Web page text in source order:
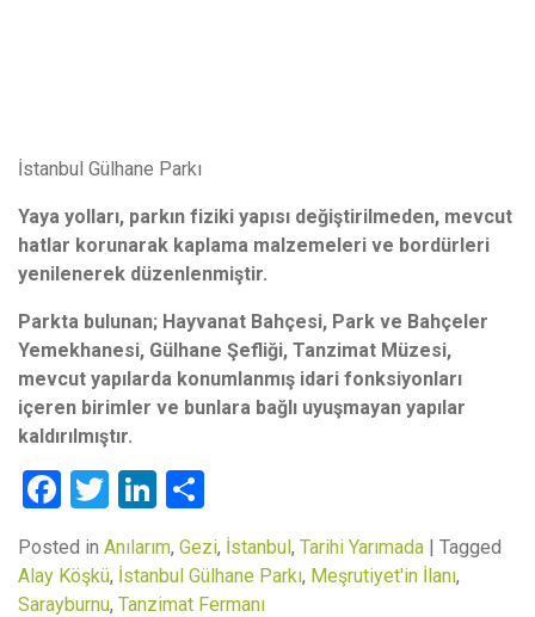
İstanbul Gülhane Parkı
Yaya yolları, parkın fiziki yapısı değiştirilmeden, mevcut
hatlar korunarak kaplama malzemeleri ve bordürleri
yenilenerek düzenlenmiştir.
Parkta bulunan; Hayvanat Bahçesi, Park ve Bahçeler
Yemekhanesi, Gülhane Şefliği, Tanzimat Müzesi,
mevcut yapılarda konumlanmış idari fonksiyonları
içeren birimler ve bunlara bağlı uyuşmayan yapılar
kaldırılmıştır.
Facebook
TwitterLinkedIn
Posted in Anılarım, Gezi, İstanbul, Tarihi Yarımada | Tagged
Alay Köşkü, İstanbul Gülhane Parkı, Meşrutiyet'in İlanı,
Sarayburnu, Tanzimat Fermanı